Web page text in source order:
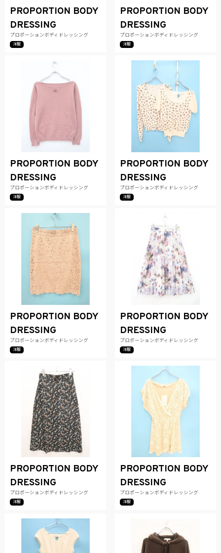
PROPORTION BODY
DRESSING
プロポーションボディドレッシング
洋服
PROPORTION BODY
DRESSING
プロポーションボディドレッシング
洋服
PROPORTION BODY
DRESSING
プロポーションボディドレッシング
洋服
PROPORTION BODY
DRESSING
プロポーションボディドレッシング
洋服
PROPORTION BODY
DRESSING
プロポーションボディドレッシング
洋服
PROPORTION BODY
DRESSING
プロポーションボディドレッシング
洋服
PROPORTION BODY
DRESSING
プロポーションボディドレッシング
洋服
PROPORTION BODY
DRESSING
プロポーションボディドレッシング
洋服